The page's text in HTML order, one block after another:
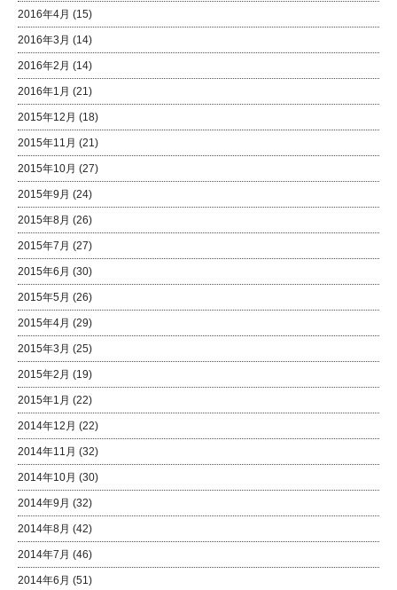
2016年4月 (15)
2016年3月 (14)
2016年2月 (14)
2016年1月 (21)
2015年12月 (18)
2015年11月 (21)
2015年10月 (27)
2015年9月 (24)
2015年8月 (26)
2015年7月 (27)
2015年6月 (30)
2015年5月 (26)
2015年4月 (29)
2015年3月 (25)
2015年2月 (19)
2015年1月 (22)
2014年12月 (22)
2014年11月 (32)
2014年10月 (30)
2014年9月 (32)
2014年8月 (42)
2014年7月 (46)
2014年6月 (51)